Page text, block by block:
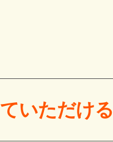
いただける